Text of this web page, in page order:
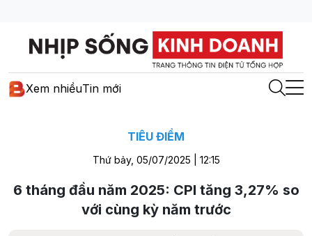
Xem nhiềuTin mới
TIÊU ĐIỂM
Thứ bảy, 05/07/2025 | 12:15
6 tháng đầu năm 2025: CPI tăng 3,27% so
với cùng kỳ năm trước